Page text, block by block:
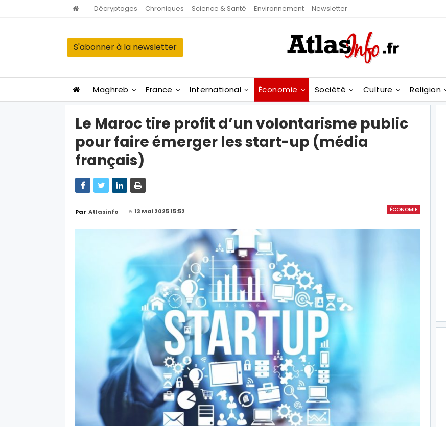
Décryptages Chroniques Science & Santé Environnement Newsletter
S'abonner à la newsletter
Maghreb France International Économie Société Culture Religion
Le Maroc tire profit d’un volontarisme public
pour faire émerger les start-up (média
français)
ÉCONOMIE
Par Atlasinfo Le 13 Mai 2025 15:52